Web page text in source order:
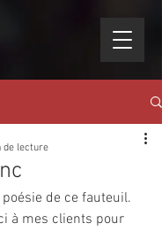
de lecture
de ce fauteuil.
à mes clients pour